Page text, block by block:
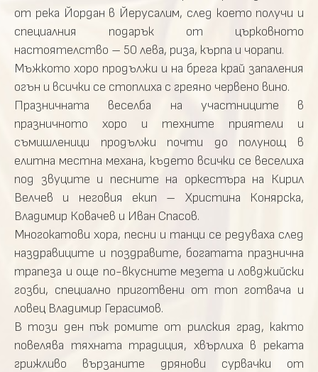
от река Йордан в Йерусалим, след което получи и
специалния подарък от църковното
настоятелство – 50 лева, риза, кърпа и чорапи.
Мъжкото хоро продължи и на брега край запаления
огън и всички се стоплиха с греяно червено вино.
Празничната веселба на участниците в
празничното хоро и техните приятели и
съмишленици продължи почти до полунощ в
елитна местна механа, където всички се веселиха
под звуците и песните на оркестъра на Кирил
Велчев и неговия екип – Христина Конярска,
Владимир Ковачев и Иван Спасов.
Многокатови хора, песни и танци се редуваха след
наздравиците и поздравите, богатата празнична
трапеза и още по-вкусните мезета и ловджийски
гозби, специално приготвени от топ готвача и
ловец Владимир Герасимов.
В този ден пък ромите от рилския град, както
повелява тяхната традиция, хвърлиха в реката
грижливо вързаните дрянови сурвачки от